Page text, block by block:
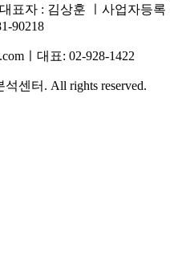
표자 : 김상훈 ㅣ사업자등록
90218
ㅣ대표: 02-928-1422
센터. All rights reserved.